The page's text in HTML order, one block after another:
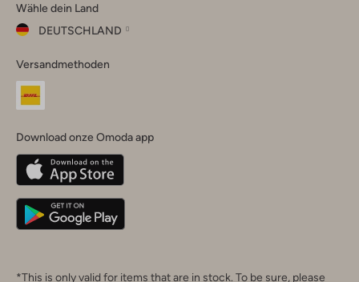
Instagram
Facebook
TikTok
Wähle dein Land
DEUTSCHLAND
dein
Land
Belgique(Français)
Deutschland
Versandmethoden
Download onze Omoda app
*This is only valid for items that are in stock. To be sure, please